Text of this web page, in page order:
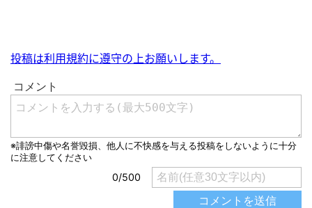
投稿は利用規約に遵守の上お願いします。